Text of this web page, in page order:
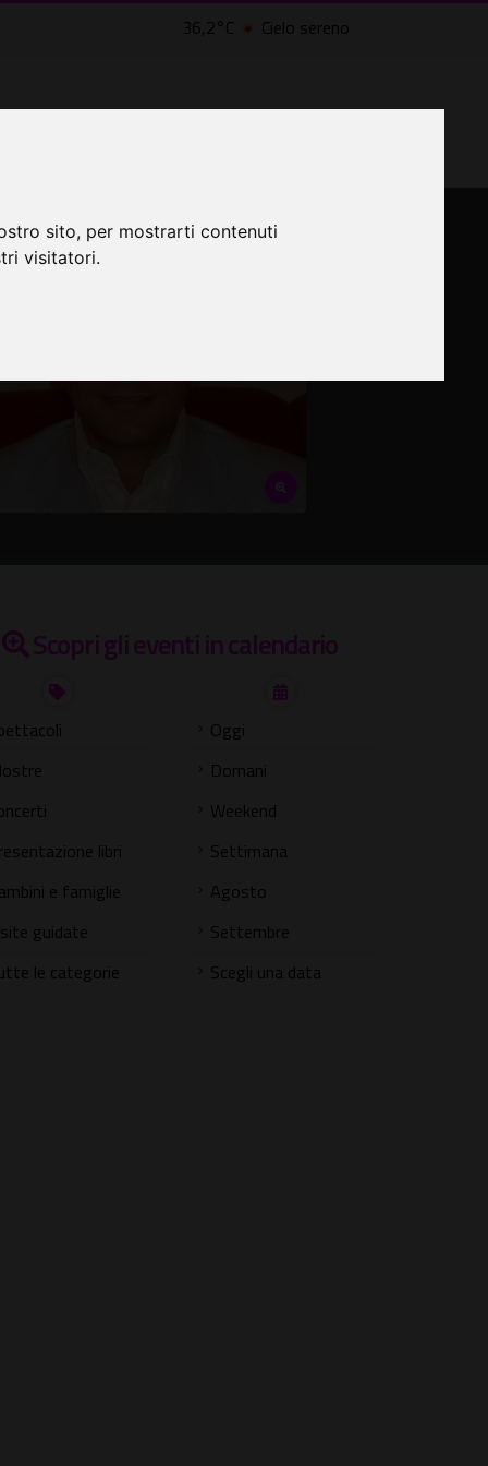
sito, per mostrarti contenuti
visitatori.
36,2°C Cielo sereno
Scopri gli eventi in calendario
libri
e famiglie
guidate
le categorie
Oggi
Domani
Weekend
Settimana
Agosto
Settembre
Scegli una data